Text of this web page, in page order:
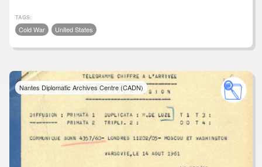
TAGS:
Cold War United States
Nantes Diplomatic Archives Centre (CADN)